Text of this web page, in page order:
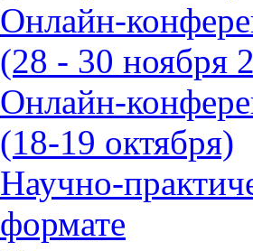
Онлайн-
(28 - 30 ноября
Онлайн-
(18-19 октября)
Научно-
формате